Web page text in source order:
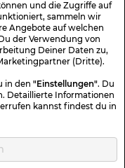
und die Zugriffe auf
sammeln wir
Angebote auf welchen
der Verwendung von
Deiner Daten zu,
(Dritte).
in den "Einstellungen". Du
Detaillierte Informationen
kannst findest du in
Die durchgestrichenen